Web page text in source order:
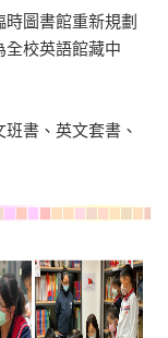
圖書館重新規劃
全校英語館藏中
書、英文套書、